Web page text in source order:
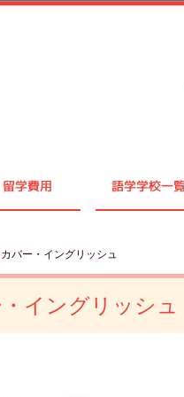
留学費用 語学学校一
バー・イングリッシュ
イングリッシュ